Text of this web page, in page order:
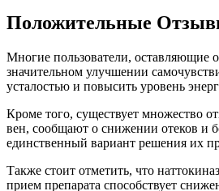
Положительные
Многие пользователи, оставляющие
значительном улучшении
усталостью и повысить уровень
Кроме того, существует множество
вен, сообщают о снижении отеков и
единственный вариант решения их
Также стоит отметить, что
прием препарата способствует